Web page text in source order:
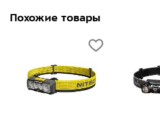
Похожие товары